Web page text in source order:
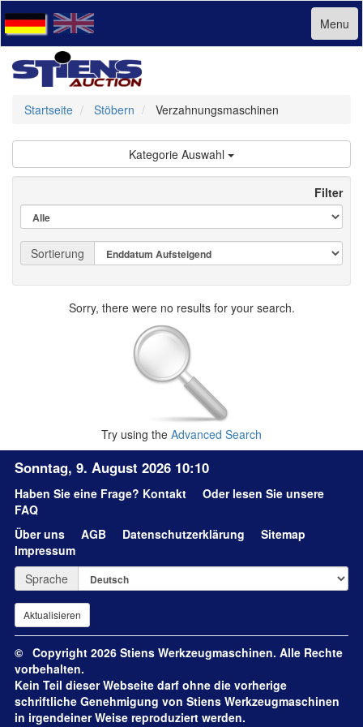
Menu
Startseite Stöbern Verzahnungsmaschinen
Kategorie Auswahl
Filter
Sortierung
Sorry, there were no results for your search.
Try using the Advanced Search
Sonntag, 9. August 2026 10:10
Haben Sie eine Frage? Kontakt
Oder lesen Sie unsere
FAQ
Über uns
AGB Datenschutzerklärung
Sitemap
Impressum
Sprache
© Copyright 2026 Stiens Werkzeugmaschinen. Alle Rechte
vorbehalten.
Kein Teil dieser Webseite darf ohne die vorherige
schriftliche Genehmigung von Stiens Werkzeugmaschinen
in irgendeiner Weise reproduziert werden.